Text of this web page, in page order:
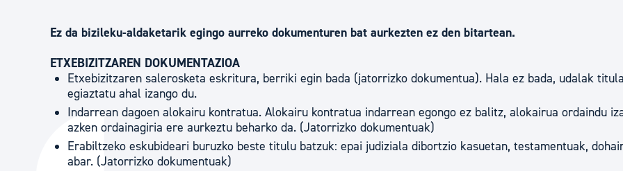
Ez da bizileku-aldaketarik egingo aurreko dokumenturen bat aurkezten ez den bitartean.
ETXEBIZITZAREN DOKUMENTAZIOA
Etxebizitzaren salerosketa eskritura, berriki egin bada (jatorrizko dokumentua). Hala ez bada, udalak
egiaztatu ahal izango du.
Indarrean dagoen alokairu kontratua. Alokairu kontratua indarrean egongo ez balitz, alokairua ordaindu
azken ordainagiria ere aurkeztu beharko da. (Jatorrizko dokumentuak)
Erabiltzeko eskubideari buruzko beste titulu batzuk: epai judiziala dibortzio kasuetan, testamentuak,
abar. (Jatorrizko dokumentuak)